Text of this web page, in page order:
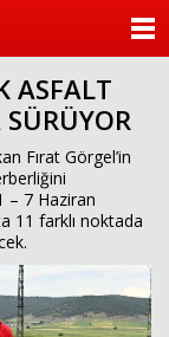
ASFALT
Fırat Görgel’in
– 7 Haziran
11 farklı noktada
GALERİ